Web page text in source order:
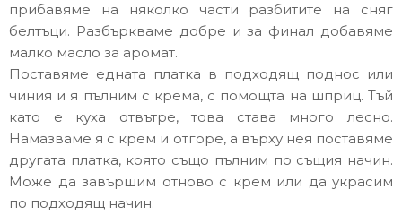
прибавяме на няколко части разбитите на сняг
белтъци. Разбъркваме добре и за финал добавяме
малко масло за аромат.
Поставяме едната платка в подходящ поднос или
чиния и я пълним с крема, с помощта на шприц. Тъй
като е куха отвътре, това става много лесно.
Намазваме я с крем и отгоре, а върху нея поставяме
другата платка, която също пълним по същия начин.
Може да завършим отново с крем или да украсим
по подходящ начин.